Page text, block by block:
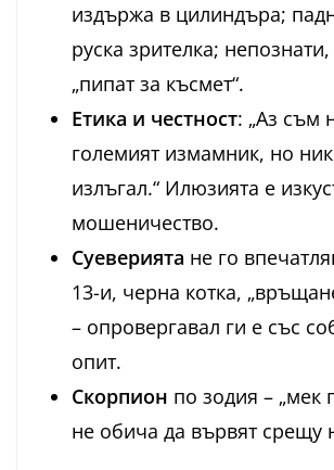
издържа в цилиндъра;
руска зрителка;
„пипат за късмет“.
Етика и честност: „Аз съм
големият измамник, но
излъгал.“ Илюзията е
мошеничество.
Суеверията не го
13-и, черна котка,
– опровергавал ги е със
опит.
Скорпион по зодия – „мек
не обича да вървят срещу